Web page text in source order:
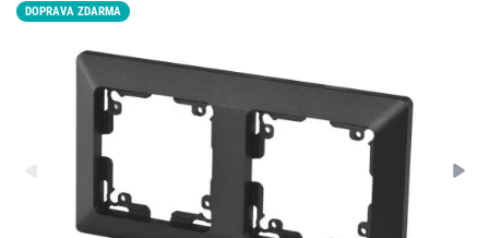
DOPRAVA ZDARMA